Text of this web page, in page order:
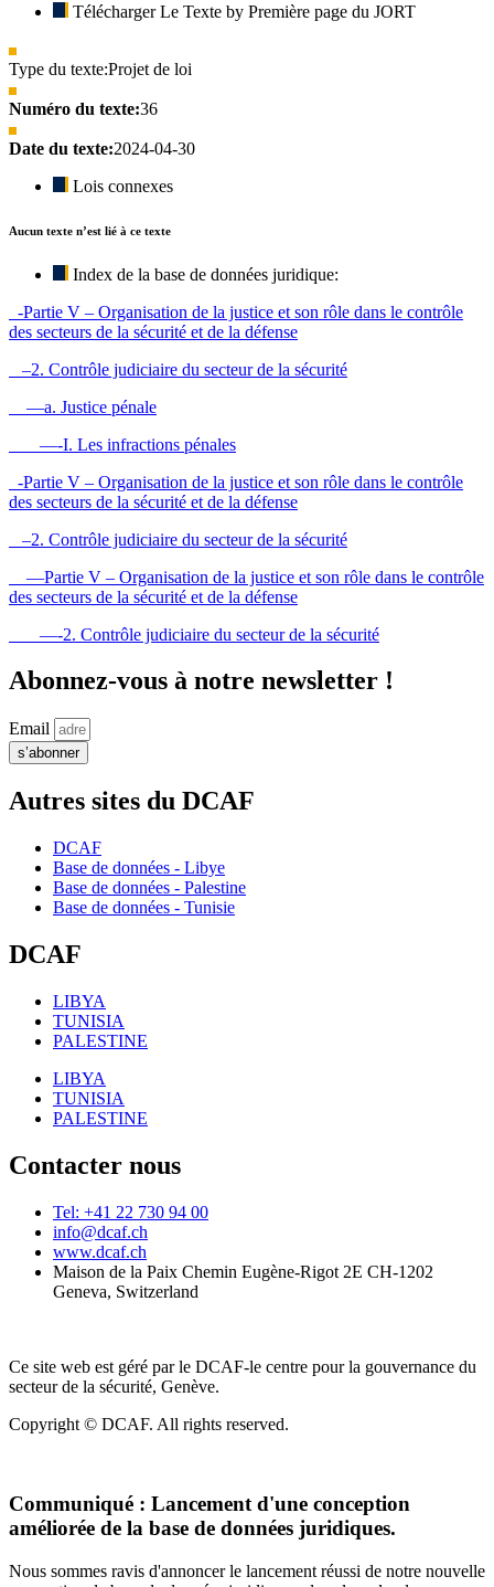
Télécharger Le Texte by Première page du JORT
Type du texte:Projet de loi
Numéro du texte:36
Date du texte:2024-04-30
Lois connexes
Aucun texte n’est lié à ce texte
Index de la base de données juridique:
-Partie V – Organisation de la justice et son rôle dans le contrôle
des secteurs de la sécurité et de la défense
–2. Contrôle judiciaire du secteur de la sécurité
—a. Justice pénale
—-I. Les infractions pénales
-Partie V – Organisation de la justice et son rôle dans le contrôle
des secteurs de la sécurité et de la défense
–2. Contrôle judiciaire du secteur de la sécurité
—Partie V – Organisation de la justice et son rôle dans le contrôle
des secteurs de la sécurité et de la défense
—-2. Contrôle judiciaire du secteur de la sécurité
Abonnez-vous à notre newsletter !
Email
s’abonner
Autres sites du DCAF
DCAF
Base de données - Libye
Base de données - Palestine
Base de données - Tunisie
DCAF
LIBYA
TUNISIA
PALESTINE
LIBYA
TUNISIA
PALESTINE
Contacter nous
Tel: +41 22 730 94 00
info@dcaf.ch
www.dcaf.ch
Maison de la Paix Chemin Eugène-Rigot 2E CH-1202
Geneva, Switzerland
Ce site web est géré par le DCAF-le centre pour la gouvernance du
secteur de la sécurité, Genève.
Copyright © DCAF. All rights reserved.
Communiqué : Lancement d'une conception
améliorée de la base de données juridiques.
Nous sommes ravis d'annoncer le lancement réussi de notre nouvelle